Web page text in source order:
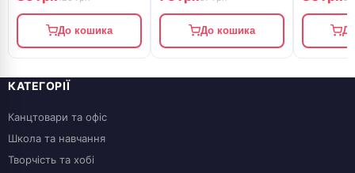
До кошика До кошика
КАТЕГОРІЇ
Канцтовари та офіс
Школа та навчання
Творчість та хобі